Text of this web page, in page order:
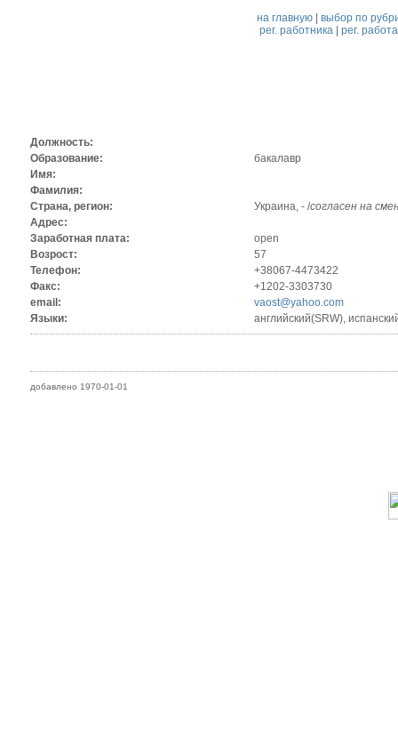
на главную |выбор по
рег. работника| рег.
Должность:
Образование:
бакалавр
Имя:
Фамилия:
Страна, регион:
Украина, - /согласен на
Адрес:
Заработная плата:
open
Возрост:
57
Телефон:
+38067-4473422
Факс:
+1202-3303730
email:
vaost@yahoo.com
Языки:
английский(SRW),
добавлено 1970-01-01